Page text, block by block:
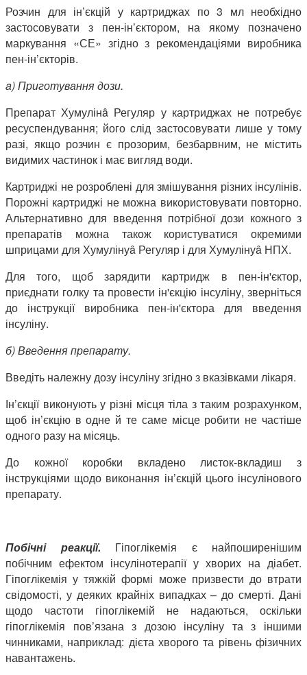
Розчин для ін’єкцій у картриджах по 3 мл необхідно
застосовувати з пен-ін’єктором, на якому позначено
маркування «СЕ» згідно з рекомендаціями виробника
пен-ін’єкторів.
a) Приготування дози.
Препарат Хумулінâ Регуляр у картриджах не потребує
ресуспендування; його слід застосовувати лише у тому
разі, якщо розчин є прозорим, безбарвним, не містить
видимих частинок і має вигляд води.
Картриджі не розроблені для змішування різних інсулінів.
Порожні картриджі не можна використовувати повторно.
Альтернативно для введення потрібної дози кожного з
препаратів можна також користуватися окремими
шприцами для Хумулінуâ Регуляр і для Хумулінуâ НПХ.
Для того, щоб зарядити картридж в пен-ін'єктор,
приєднати голку та провести ін'єкцію інсуліну, зверніться
до інструкції виробника пен-ін'єктора для введення
інсуліну.
б) Введення препарату.
Введіть належну дозу інсуліну згідно з вказівками лікаря.
Ін’єкції виконують у різні місця тіла з таким розрахунком,
щоб ін’єкцію в одне й те саме місце робити не частіше
одного разу на місяць.
До кожної коробки вкладено листок-вкладиш з
інструкціями щодо виконання ін’єкцій цього інсулінового
препарату.
Побічні реакції.
Гіпоглікемія є найпоширенішим
побічним ефектом інсулінотерапії у хворих на діабет.
Гіпоглікемія у тяжкій формі може призвести до втрати
свідомості, у деяких крайніх випадках – до смерті. Дані
щодо частоти гіпоглікемій не надаються, оскільки
гіпоглікемія пов’язана з дозою інсуліну та з іншими
чинниками, наприклад: дієта хворого та рівень фізичних
навантажень.